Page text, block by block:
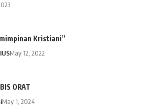
Kristiani”
May 12, 2022
ORAT
May 1, 2024